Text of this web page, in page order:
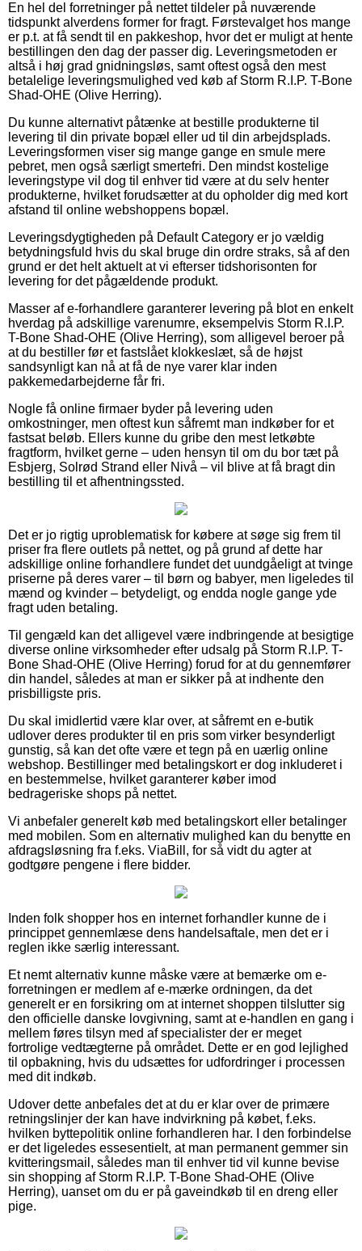
En hel del forretninger på nettet tildeler på nuværende
tidspunkt alverdens former for fragt. Førstevalget hos mange
er p.t. at få sendt til en pakkeshop, hvor det er muligt at hente
bestillingen den dag der passer dig. Leveringsmetoden er
altså i høj grad gnidningsløs, samt oftest også den mest
betalelige leveringsmulighed ved køb af Storm R.I.P. T-Bone
Shad-OHE (Olive Herring).
Du kunne alternativt påtænke at bestille produkterne til
levering til din private bopæl eller ud til din arbejdsplads.
Leveringsformen viser sig mange gange en smule mere
pebret, men også særligt smertefri. Den mindst kostelige
leveringstype vil dog til enhver tid være at du selv henter
produkterne, hvilket forudsætter at du opholder dig med kort
afstand til online webshoppens bopæl.
Leveringsdygtigheden på Default Category er jo vældig
betydningsfuld hvis du skal bruge din ordre straks, så af den
grund er det helt aktuelt at vi efterser tidshorisonten for
levering for det pågældende produkt.
Masser af e-forhandlere garanterer levering på blot en enkelt
hverdag på adskillige varenumre, eksempelvis Storm R.I.P.
T-Bone Shad-OHE (Olive Herring), som alligevel beroer på
at du bestiller før et fastslået klokkeslæt, så de højst
sandsynligt kan nå at få de nye varer klar inden
pakkemedarbejderne får fri.
Nogle få online firmaer byder på levering uden
omkostninger, men oftest kun såfremt man indkøber for et
fastsat beløb. Ellers kunne du gribe den mest letkøbte
fragtform, hvilket gerne – uden hensyn til om du bor tæt på
Esbjerg, Solrød Strand eller Nivå – vil blive at få bragt din
bestilling til et afhentningssted.
Det er jo rigtig uproblematisk for købere at søge sig frem til
priser fra flere outlets på nettet, og på grund af dette har
adskillige online forhandlere fundet det uundgåeligt at tvinge
priserne på deres varer – til børn og babyer, men ligeledes til
mænd og kvinder – betydeligt, og endda nogle gange yde
fragt uden betaling.
Til gengæld kan det alligevel være indbringende at besigtige
diverse online virksomheder efter udsalg på Storm R.I.P. T-
Bone Shad-OHE (Olive Herring) forud for at du gennemfører
din handel, således at man er sikker på at indhente den
prisbilligste pris.
Du skal imidlertid være klar over, at såfremt en e-butik
udlover deres produkter til en pris som virker besynderligt
gunstig, så kan det ofte være et tegn på en uærlig online
webshop. Bestillinger med betalingskort er dog inkluderet i
en bestemmelse, hvilket garanterer køber imod
bedrageriske shops på nettet.
Vi anbefaler generelt køb med betalingskort eller betalinger
med mobilen. Som en alternativ mulighed kan du benytte en
afdragsløsning fra f.eks. ViaBill, for så vidt du agter at
godtgøre pengene i flere bidder.
Inden folk shopper hos en internet forhandler kunne de i
princippet gennemlæse dens handelsaftale, men det er i
reglen ikke særlig interessant.
Et nemt alternativ kunne måske være at bemærke om e-
forretningen er medlem af e-mærke ordningen, da det
generelt er en forsikring om at internet shoppen tilslutter sig
den officielle danske lovgivning, samt at e-handlen en gang i
mellem føres tilsyn med af specialister der er meget
fortrolige vedtægterne på området. Dette er en god lejlighed
til opbakning, hvis du udsættes for udfordringer i processen
med dit indkøb.
Udover dette anbefales det at du er klar over de primære
retningslinjer der kan have indvirkning på købet, f.eks.
hvilken byttepolitik online forhandleren har. I den forbindelse
er det ligeledes essesentielt, at man permanent gemmer sin
kvitteringsmail, således man til enhver tid vil kunne bevise
sin shopping af Storm R.I.P. T-Bone Shad-OHE (Olive
Herring), uanset om du er på gaveindkøb til en dreng eller
pige.